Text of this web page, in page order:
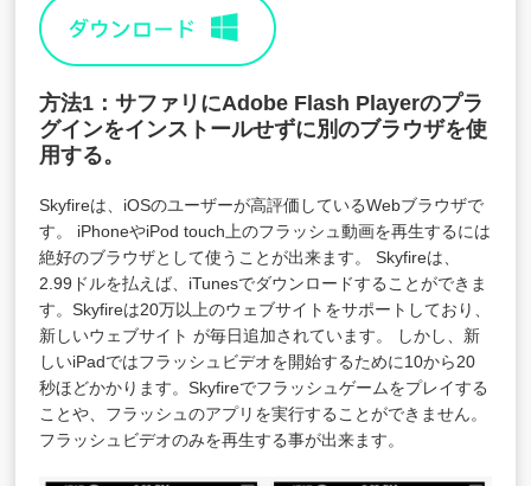
方法1：サファリにAdobe Flash Playerのプラ
グインをインストールせずに別のブラウザを使
用する。
Skyfireは、iOSのユーザーが高評価しているWebブラウザで
す。 iPhoneやiPod touch上のフラッシュ動画を再生するには
絶好のブラウザとして使うことが出来ます。 Skyfireは、
2.99ドルを払えば、iTunesでダウンロードすることができま
す。Skyfireは20万以上のウェブサイトをサポートしており、
新しいウェブサイト が毎日追加されています。 しかし、新
しいiPadではフラッシュビデオを開始するために10から20
秒ほどかかります。Skyfireでフラッシュゲームをプレイする
ことや、フラッシュのアプリを実行することができません。
フラッシュビデオのみを再生する事が出来ます。